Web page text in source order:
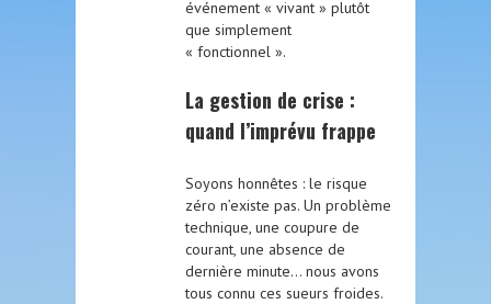
événement « vivant » plutôt
que simplement
« fonctionnel ».
La gestion de crise :
quand l’imprévu frappe
Soyons honnêtes : le risque
zéro n’existe pas. Un problème
technique, une coupure de
courant, une absence de
dernière minute… nous avons
tous connu ces sueurs froides.